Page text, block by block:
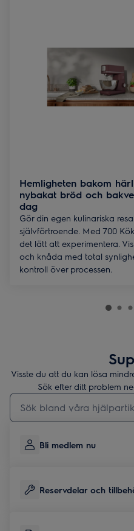
Hemligheten bakom
nybakat bröd och
dag
Gör din egen kulinariska
självförtroende. Med 700
det lätt att experimentera.
och knåda med total
kontroll över processen.
Visste du att du kan lösa
Sök efter ditt problem
Skriv här för att söka i
Bli medlem nu
Reservdelar och